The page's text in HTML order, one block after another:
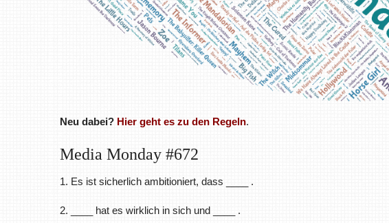
Neu dabei? Hier geht es zu den Regeln.
Media Monday #672
1. Es ist sicherlich ambitioniert, dass ____ .
2. ____ hat es wirklich in sich und ____ .